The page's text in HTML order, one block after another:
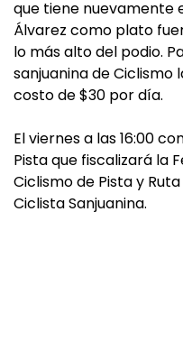
que tiene nuevamente
Álvarez como plato
lo más alto del podio.
sanjuanina de
costo de $30 por día.
El viernes a las 16:00
Pista que fiscalizará la
Ciclismo de Pista y
Ciclista Sanjuanina.